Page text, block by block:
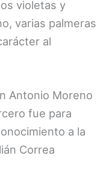
violetas y
varias palmeras
al
Antonio Moreno
fue para
a la
Correa